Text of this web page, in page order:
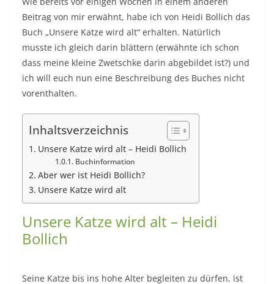
Beitrag von mir erwähnt, habe ich von Heidi Bollich das
Buch „Unsere Katze wird alt“ erhalten. Natürlich
musste ich gleich darin blättern (erwähnte ich schon
dass meine kleine Zwetschke darin abgebildet ist?) und
ich will euch nun eine Beschreibung des Buches nicht
vorenthalten.
Inhaltsverzeichnis
Unsere Katze wird alt – Heidi Bollich
Buchinformation
Aber wer ist Heidi Bollich?
Unsere Katze wird alt
Unsere Katze wird alt – Heidi
Bollich
Seine Katze bis ins hohe Alter begleiten zu dürfen, ist